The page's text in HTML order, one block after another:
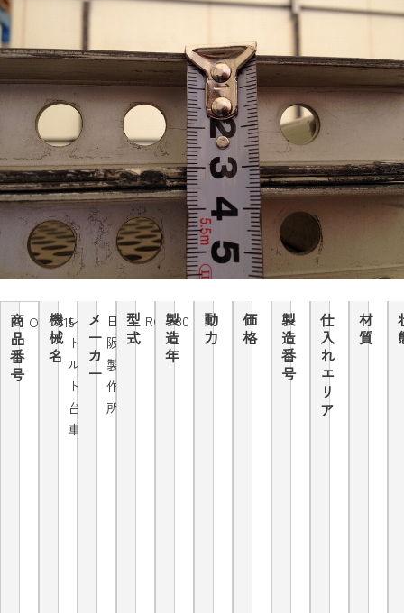
商
品
番
号
OM0015
機
械
名
レ
ト
ル
ト
台
車
メ
ー
カ
ー
日
阪
製
作
所
型
式
RCS130
製
造
年
動
力
価
格
製
造
番
号
仕
入
れ
エ
リ
ア
材
質